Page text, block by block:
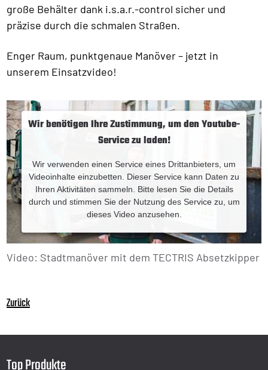
große Behälter dank i.s.a.r.-control sicher und
präzise durch die schmalen Straßen.
Enger Raum, punktgenaue Manöver – jetzt in
unserem Einsatzvideo!
Wir benötigen Ihre Zustimmung, um den Youtube-
Service zu laden!
Wir verwenden einen Service eines Drittanbieters, um
Videoinhalte einzubetten. Dieser Service kann Daten zu
Ihren Aktivitäten sammeln. Bitte lesen Sie die Details
durch und stimmen Sie der Nutzung des Service zu, um
dieses Video anzusehen.
Mehr Informationen
Video: Stadtmanöver mit dem TECTRIS Absetzkipper
Zurück
Top Produkte